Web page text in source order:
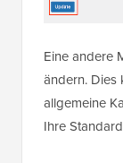
Eine andere
ändern. Dies
allgemeine
Ihre